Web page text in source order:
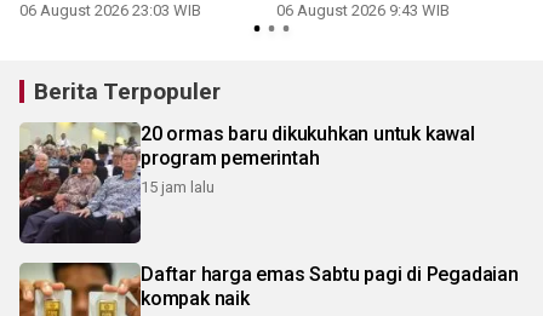
06 August 2026 23:03 WIB 06 August 2026 9:43 WIB
Berita Terpopuler
20 ormas baru dikukuhkan untuk kawal
program pemerintah
15 jam lalu
Daftar harga emas Sabtu pagi di Pegadaian
kompak naik